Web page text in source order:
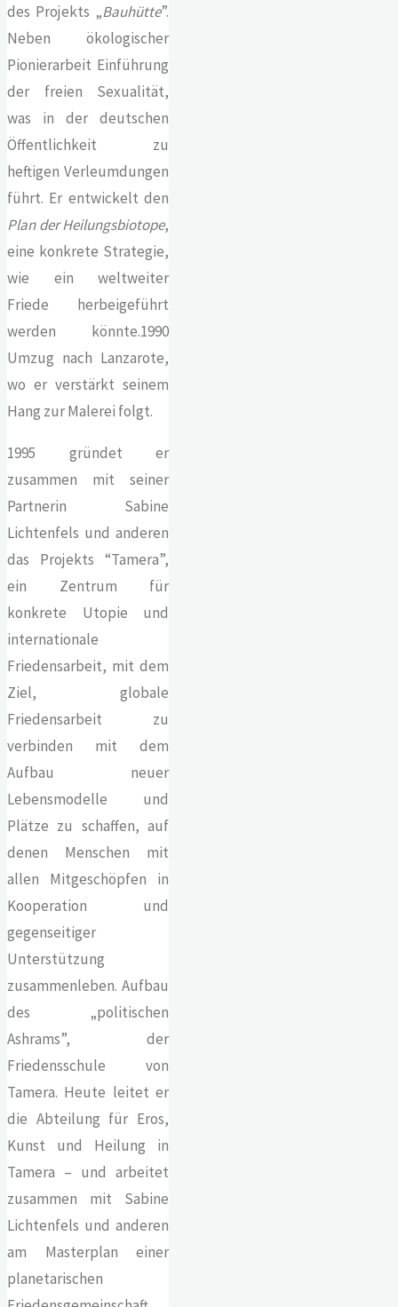
des Projekts „Bauhütte”.
Neben ökologischer
Pionierarbeit Einführung
der freien Sexualität,
was in der deutschen
Öffentlichkeit zu
heftigen Verleumdungen
führt. Er entwickelt den
Plan der Heilungsbiotope,
eine konkrete Strategie,
wie ein weltweiter
Friede herbeigeführt
werden könnte.1990
Umzug nach Lanzarote,
wo er verstärkt seinem
Hang zur Malerei folgt.
1995 gründet er
zusammen mit seiner
Partnerin Sabine
Lichtenfels und anderen
das Projekts “Tamera”,
ein Zentrum für
konkrete Utopie und
internationale
Friedensarbeit, mit dem
Ziel, globale
Friedensarbeit zu
verbinden mit dem
Aufbau neuer
Lebensmodelle und
Plätze zu schaffen, auf
denen Menschen mit
allen Mitgeschöpfen in
Kooperation und
gegenseitiger
Unterstützung
zusammenleben. Aufbau
des „politischen
Ashrams”, der
Friedensschule von
Tamera. Heute leitet er
die Abteilung für Eros,
Kunst und Heilung in
Tamera – und arbeitet
zusammen mit Sabine
Lichtenfels und anderen
am Masterplan einer
planetarischen